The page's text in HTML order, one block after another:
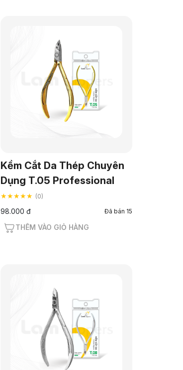
Kềm Cắt Da Thép Chuyên
Dụng T.05 Professional
★★★★★ (0)
98.000 đ Đã bán 15
THÊM VÀO GIỎ HÀNG